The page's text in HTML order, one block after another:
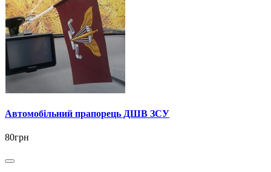
Автомобільний прапорець ДШВ ЗСУ
80грн